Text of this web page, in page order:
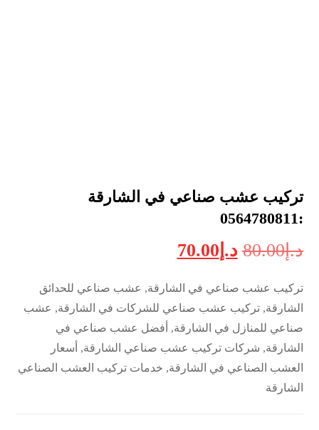
تركيب عشب صناعي في الشارقة
:0564780811
د.إ80.00 د.إ 70.00
تركيب عشب صناعي في الشارقة, عشب صناعي للحدائق
الشارقة, تركيب عشب صناعي للشركات في الشارقة, عشب
صناعي للمنازل في الشارقة, أفضل عشب صناعي في
الشارقة, شركات تركيب عشب صناعي الشارقة, أسعار
العشب الصناعي في الشارقة, خدمات تركيب العشب الصناعي
الشارقة